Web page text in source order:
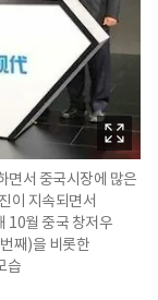
면서 중국시장에 많은
이 지속되면서
10월 중국 창저우
째)을 비롯한
습